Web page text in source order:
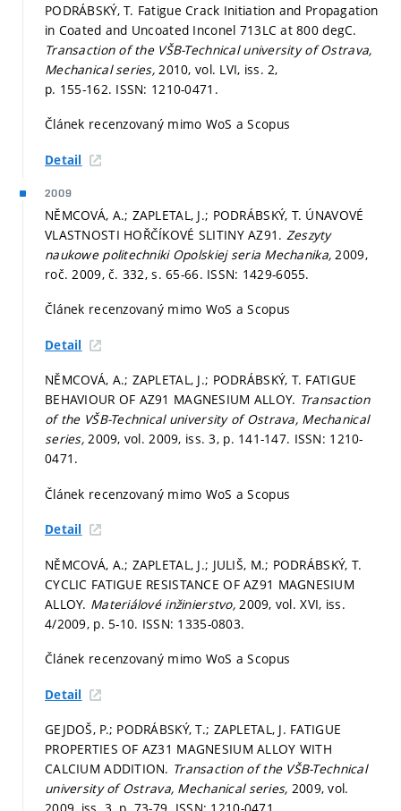
PODRÁBSKÝ, T. Fatigue Crack Initiation and Propagation
in Coated and Uncoated Inconel 713LC at 800 degC.
Transaction of the VŠB-Technical university of Ostrava,
Mechanical series, 2010, vol. LVI, iss. 2,
p. 155-162. ISSN: 1210-0471.
Článek recenzovaný mimo WoS a Scopus
Detail
2009
NĚMCOVÁ, A.; ZAPLETAL, J.; PODRÁBSKÝ, T. ÚNAVOVÉ
VLASTNOSTI HOŘČÍKOVÉ SLITINY AZ91. Zeszyty
naukowe politechniki Opolskiej seria Mechanika, 2009,
roč. 2009, č. 332,s. 65-66. ISSN: 1429-6055.
Článek recenzovaný mimo WoS a Scopus
Detail
NĚMCOVÁ, A.; ZAPLETAL, J.; PODRÁBSKÝ, T. FATIGUE
BEHAVIOUR OF AZ91 MAGNESIUM ALLOY. Transaction
of the VŠB-Technical university of Ostrava, Mechanical
series,2009, vol. 2009, iss. 3, p. 141-147. ISSN: 1210-
0471.
Článek recenzovaný mimo WoS a Scopus
Detail
NĚMCOVÁ, A.; ZAPLETAL, J.; JULIŠ, M.; PODRÁBSKÝ, T.
CYCLIC FATIGUE RESISTANCE OF AZ91 MAGNESIUM
ALLOY. Materiálové inžinierstvo, 2009, vol. XVI, iss.
4/2009, p. 5-10. ISSN: 1335-0803.
Článek recenzovaný mimo WoS a Scopus
Detail
GEJDOŠ, P.; PODRÁBSKÝ, T.; ZAPLETAL, J. FATIGUE
PROPERTIES OF AZ31 MAGNESIUM ALLOY WITH
CALCIUM ADDITION. Transaction of the VŠB-Technical
university of Ostrava, Mechanical series, 2009, vol.